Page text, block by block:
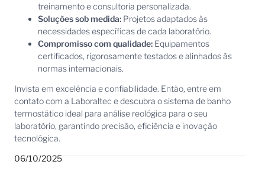
treinamento e consultoria personalizada.
Soluções sob medida: Projetos adaptados às
necessidades específicas de cada laboratório.
Compromisso com qualidade: Equipamentos
certificados, rigorosamente testados e alinhados às
normas internacionais.
Invista em excelência e confiabilidade. Então, entre em
contato com a Laboraltec e descubra o sistema de banho
termostático ideal para análise reológica para o seu
laboratório, garantindo precisão, eficiência e inovação
tecnológica.
06/10/2025